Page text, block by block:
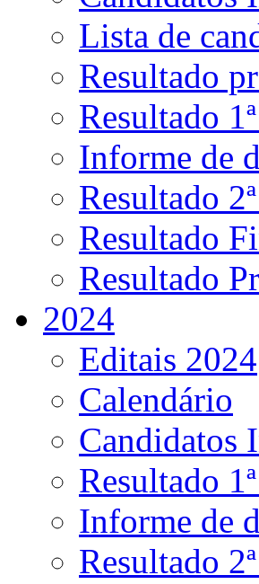
Lista de
Resultado
Resultado
Informe de
Resultado
Resultado
Resultado
2024
Editais 2024
Calendário
Candidatos
Resultado
Informe de
Resultado